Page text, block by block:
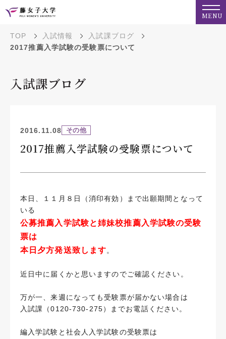
MENU
TOP 入試情報
入試課ブログ
2017推薦入学試験の受験票について
入試課ブログ
2016.11.08 その他
2017推薦入学試験の受験票について
本日、１１月８日（消印有効）まで出願期間となって
いる
公募推薦入学試験と姉妹校推薦入学試験の受験
票は
本日夕方発送致します。
近日中に届くかと思いますのでご確認ください。
万が一、来週になっても受験票が届かない場合は
入試課（0120-730-275）までお電話ください。
編入学試験と社会人入学試験の受験票は